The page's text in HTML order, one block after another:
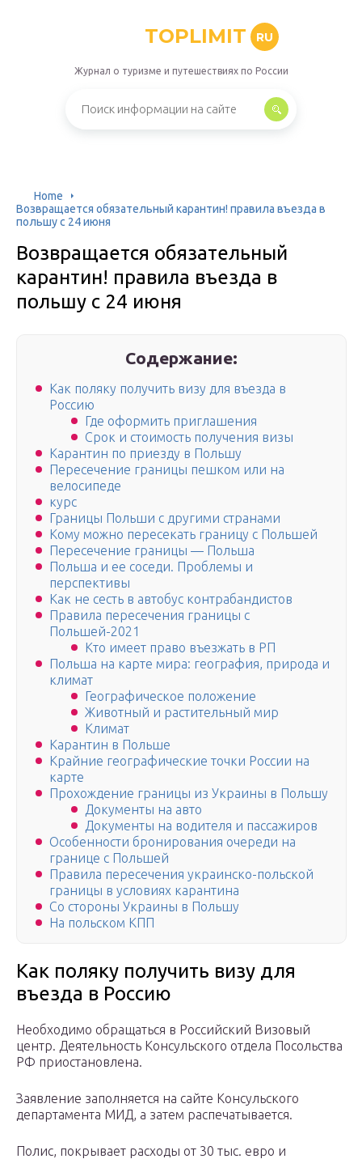
TOPLIMIT RU
Журнал о туризме и путешествиях по России
Home
Возвращается обязательный карантин! правила въезда в
польшу с 24 июня
Возвращается обязательный
карантин! правила въезда в
польшу с 24 июня
Содержание:
Как поляку получить визу для въезда в
Россию
Где оформить приглашения
Срок и стоимость получения визы
Карантин по приезду в Польшу
Пересечение границы пешком или на
велосипеде
курс
Границы Польши с другими странами
Кому можно пересекать границу с Польшей
Пересечение границы — Польша
Польша и ее соседи. Проблемы и
перспективы
Как не сесть в автобус контрабандистов
Правила пересечения границы с
Польшей-2021
Кто имеет право въезжать в РП
Польша на карте мира: география, природа и
климат
Географическое положение
Животный и растительный мир
Климат
Карантин в Польше
Крайние географические точки России на
карте
Прохождение границы из Украины в Польшу
Документы на авто
Документы на водителя и пассажиров
Особенности бронирования очереди на
границе с Польшей
Правила пересечения украинско-польской
границы в условиях карантина
Со стороны Украины в Польшу
На польском КПП
Как поляку получить визу для
въезда в Россию
Необходимо обращаться в Российский Визовый
центр. Деятельность Консульского отдела Посольства
РФ приостановлена.
Заявление заполняется на сайте Консульского
департамента МИД, а затем распечатывается.
Полис, покрывает расходы от 30 тыс. евро и